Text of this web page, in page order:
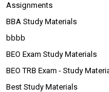
Assignments
BBA Study Materials
bbbb
BEO Exam Study Materials
BEO TRB Exam - Study
Best Study Materials